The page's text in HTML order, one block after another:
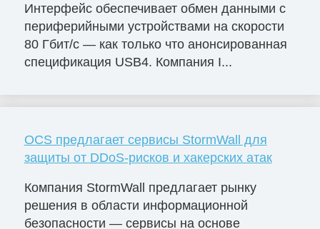
Интерфейс обеспечивает обмен данными с
периферийными устройствами на скорости
80 Гбит/с — как только что анонсированная
спецификация USB4. Компания I...
OCS предлагает сервисы StormWall для
защиты от DDoS-рисков и хакерских атак
Компания StormWall предлагает рынку
решения в области информационной
безопасности — сервисы на основе